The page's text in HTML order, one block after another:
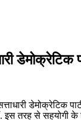
डेमोक्रेटिक
डेमोक्रेटिक
हैं. इस तरह से